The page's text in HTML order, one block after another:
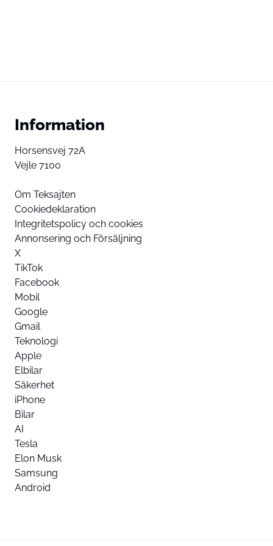
Information
Horsensvej 72A
Vejle 7100
Om Teksajten
Cookiedeklaration
Integritetspolicy och cookies
Annonsering och Försäljning
X
TikTok
Facebook
Mobil
Google
Gmail
Teknologi
Apple
Elbilar
Säkerhet
iPhone
Bilar
AI
Tesla
Elon Musk
Samsung
Android